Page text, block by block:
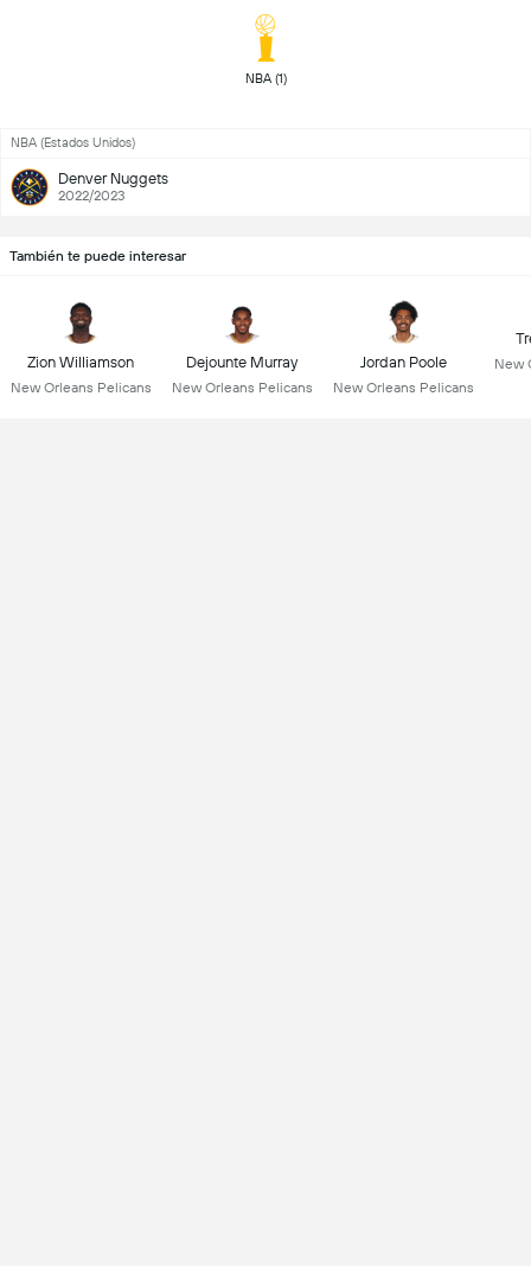
NBA (1)
NBA (Estados Unidos)
Denver Nuggets
2022/2023
También te puede interesar
Zion Williamson
New Orleans Pelicans
Dejounte Murray
New Orleans Pelicans
Jordan Poole
New Orleans Pelicans
New